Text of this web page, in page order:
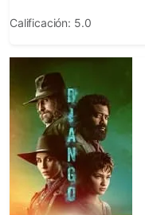
Calificación: 5.0